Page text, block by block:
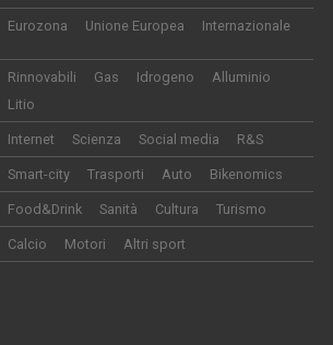
Eurozona Unione Europea Internazionale
Rinnovabili Gas Idrogeno
Alluminio
Litio
Internet Scienza Social media R&S
Smart-city Trasporti Auto Bikenomics
Food&Drink Sanità Cultura Turismo
Calcio Motori Altri sport